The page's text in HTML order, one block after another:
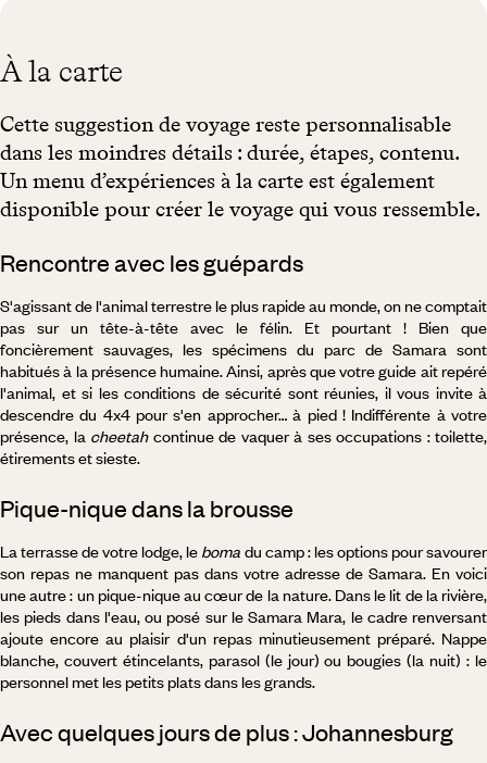
À la carte
Cette suggestion de voyage reste personnalisable
dans les moindres détails : durée, étapes, contenu.
Un menu d’expériences à la carte est également
disponible pour créer le voyage qui vous ressemble.
Rencontre avec les guépards
S'agissant de l'animal terrestre le plus rapide au monde, on ne comptait
pas sur un tête-à-tête avec le félin. Et pourtant ! Bien que
foncièrement sauvages, les spécimens du parc de Samara sont
habitués à la présence humaine. Ainsi, après que votre guide ait repéré
l'animal, et si les conditions de sécurité sont réunies, il vous invite à
descendre du 4x4 pour s'en approcher… à pied ! Indifférente à votre
présence, la cheetahcontinue de vaquer à ses occupations : toilette,
étirements et sieste.
Pique-nique dans la brousse
La terrasse de votre lodge, le boma du camp : les options pour savourer
son repas ne manquent pas dans votre adresse de Samara. En voici
une autre : un pique-nique au cœur de la nature. Dans le lit de la rivière,
les pieds dans l'eau, ou posé sur le Samara Mara, le cadre renversant
ajoute encore au plaisir d'un repas minutieusement préparé. Nappe
blanche, couvert étincelants, parasol (le jour) ou bougies (la nuit) : le
personnel met les petits plats dans les grands.
Avec quelques jours de plus : Johannesburg